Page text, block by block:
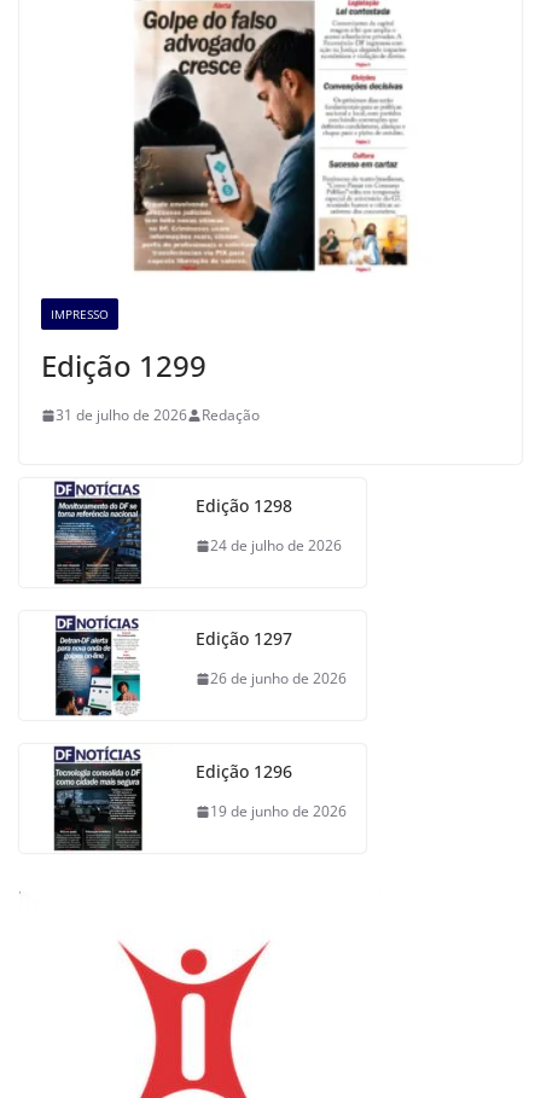
IMPRESSO
Edição 1299
31 de julho de 2026 Redação
Edição 1298
24 de julho de 2026
Edição 1297
26 de junho de 2026
Edição 1296
19 de junho de 2026